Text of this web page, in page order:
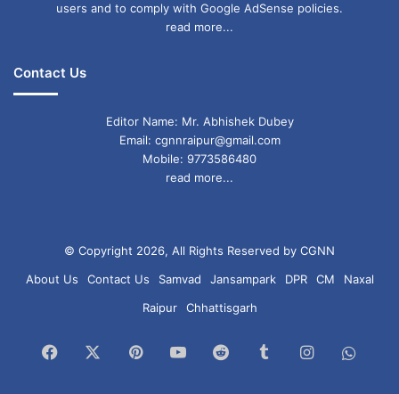
users and to comply with Google AdSense policies.
read more...
Contact Us
Editor Name: Mr. Abhishek Dubey
Email: cgnnraipur@gmail.com
Mobile: 9773586480
read more...
© Copyright 2026, All Rights Reserved by CGNN
About Us
Contact Us Samvad Jansampark DPR CM
Naxal
Raipur
Chhattisgarh
Facebook PinterestYouTubeReddit TumblrInstagram